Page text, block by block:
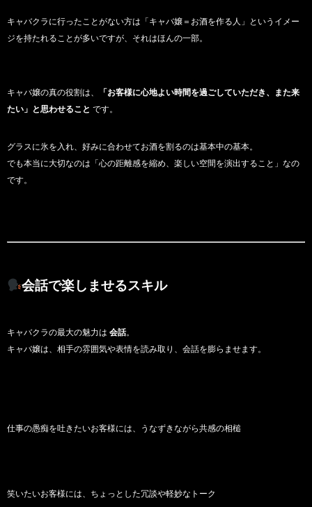
キャバクラに行ったことがない方は「キャバ嬢＝お酒を作る人」というイメー
ジを持たれることが多いですが、それはほんの一部。
キャバ嬢の真の役割は、
「お客様に心地よい時間を過ごしていただき、また来
たい」と思わせること です。
グラスに氷を入れ、好みに合わせてお酒を割るのは基本中の基本。
でも本当に大切なのは「心の距離感を縮め、楽しい空間を演出すること」なの
です。
会話で楽しませるスキル
キャバクラの最大の魅力は 会話。
キャバ嬢は、相手の雰囲気や表情を読み取り、会話を膨らませます。
仕事の愚痴を吐きたいお客様には、うなずきながら共感の相槌
笑いたいお客様には、ちょっとした冗談や軽妙なトーク